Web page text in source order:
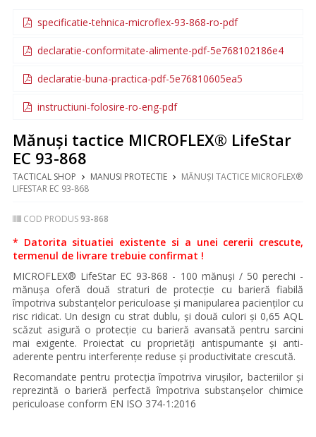
specificatie-tehnica-microflex-93-868-ro-pdf
declaratie-conformitate-alimente-pdf-5e768102186e4
declaratie-buna-practica-pdf-5e76810605ea5
instructiuni-folosire-ro-eng-pdf
Mănuși tactice MICROFLEX® LifeStar
EC 93-868
TACTICAL SHOP MANUSI PROTECTIE
MĂNUȘI TACTICE MICROFLEX®
LIFESTAR EC 93-868
COD PRODUS93-868
* Datorita situatiei existente si a unei cererii crescute,
termenul de livrare trebuie confirmat !
MICROFLEX® LifeStar EC 93-868 - 100 mănuși / 50 perechi -
mănușa oferă două straturi de protecție cu barieră fiabilă
împotriva substanțelor periculoase și manipularea pacienților cu
risc ridicat. Un design cu strat dublu, și două culori și 0,65 AQL
scăzut asigură o protecție cu barieră avansată pentru sarcini
mai exigente. Proiectat cu proprietăți antispumante și anti-
aderente pentru interferențe reduse și productivitate crescută.
Recomandate pentru protecția împotriva virușilor, bacteriilor și
reprezintă o barieră perfectă împotriva substanșelor chimice
periculoase conform EN ISO 374-1:2016